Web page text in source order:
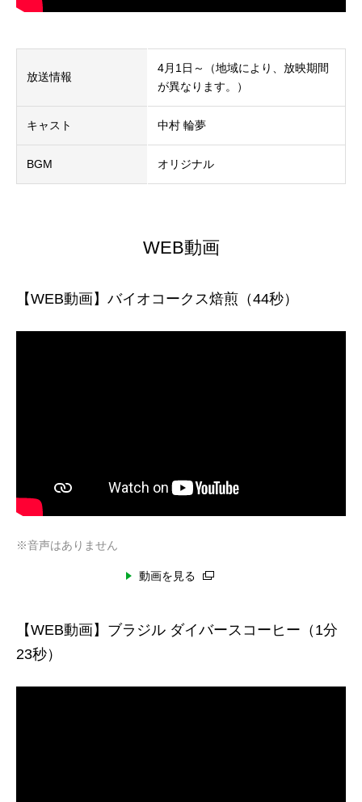
放送情報
4月1日～（地域により、放映期間
が異なります。）
キャスト 中村 輪夢
BGM オリジナル
WEB動画
【WEB動画】バイオコークス焙煎（44秒）
※音声はありません
動画を見る
【WEB動画】ブラジル ダイバースコーヒー（1分
23秒）